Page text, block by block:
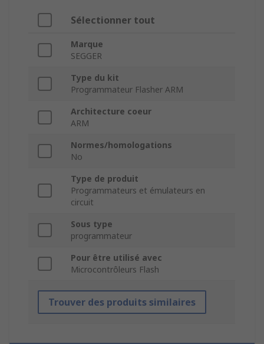
Sélectionner tout
Marque
SEGGER
Type du kit
Programmateur Flasher ARM
Architecture coeur
ARM
Normes/homologations
No
Type de produit
Programmateurs et émulateurs en
circuit
Sous type
programmateur
Pour être utilisé avec
Microcontrôleurs Flash
Trouver des produits similaires